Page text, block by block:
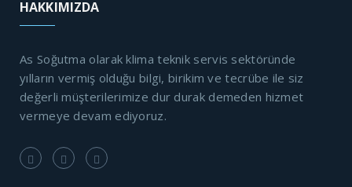
HAKKIMIZDA
As Soğutma olarak klima teknik servis sektöründe
yılların vermiş olduğu bilgi, birikim ve tecrübe ile siz
değerli müşterilerimize dur durak demeden hizmet
vermeye devam ediyoruz.